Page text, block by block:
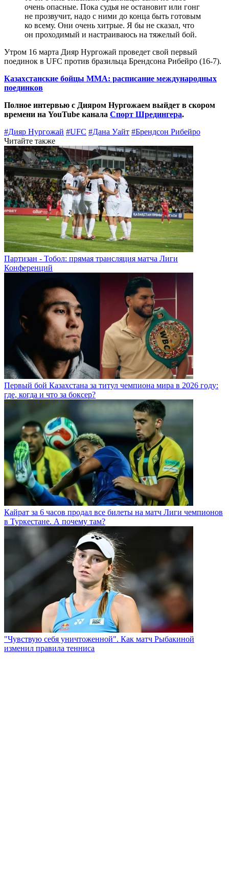
очень опасные. Пока судья не остановит или гонг
не прозвучит, надо с ними до конца быть готовым
ко всему. Они очень хитрые. Я бы не сказал, что
он проходимый и настраиваюсь на тяжелый бой.
Утром 16 марта Дияр Нургожай проведет свой первый
поединок в UFC против бразильца Брендсона Рибейро (16-7).
Казахстанские бойцы ММА: расписание международных
поединков
Полное интервью с Дияром Нургожаем выйдет в скором
времени на YouTube канала Спорт Шредингера.
#Дияр Нургожай #UFC #Дана Уайт #Брендсон Рибейро
Читайте также
Партизан - Тобол: прямая трансляция матча Лиги
Конференций
Первый бой Казахстана за титул чемпиона мира в 2026 году:
где, когда и что за боксер?
Кайрат за 6 часов продал все билеты на матч Лиги чемпионов
в Туркестане. А почему там?
"Чувствую себя уничтоженной". Как матч Рыбакиной
изменил правила тенниса